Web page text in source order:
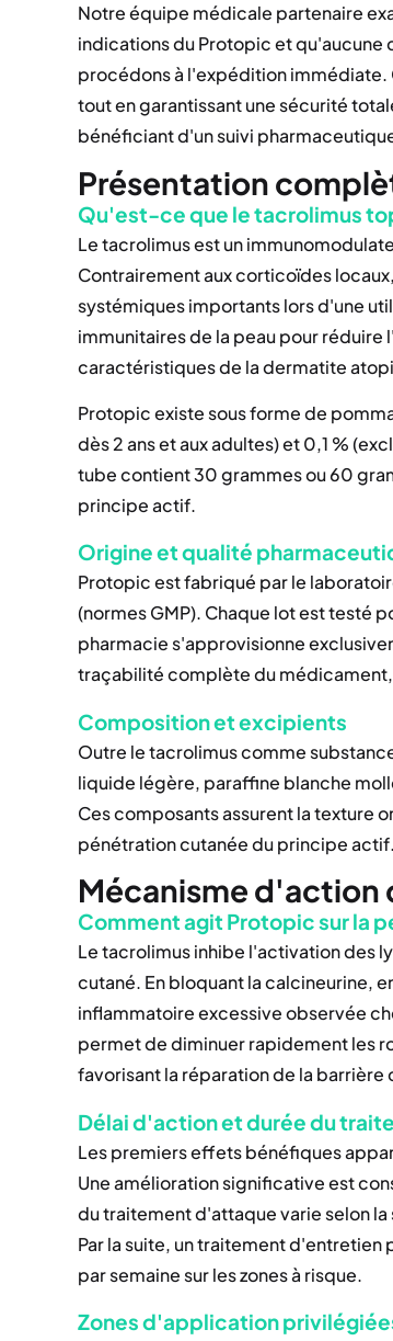
Notre équipe médicale partenaire
indications du Protopic et
procédons à l'expédition
tout en garantissant une sécurité
bénéficiant d'un suivi
Présentation
Qu'est-ce que le tacrolimus
Le tacrolimus est un
Contrairement aux corticoïdes
systémiques importants lors d'une
immunitaires de la peau pour
caractéristiques de la dermatite
Protopic existe sous forme de
dès 2 ans et aux adultes) et 0,1 %
tube contient 30 grammes ou 60
principe actif.
Origine et qualité
Protopic est fabriqué par le
(normes GMP). Chaque lot est testé
pharmacie s'approvisionne
traçabilité complète du
Composition et excipients
Outre le tacrolimus comme
liquide légère, paraffine blanche
Ces composants assurent la texture
pénétration cutanée du principe actif.
Mécanisme
Comment agit Protopic sur la
Le tacrolimus inhibe l'activation des
cutané. En bloquant la calcineurine,
inflammatoire excessive observée
permet de diminuer rapidement les
favorisant la réparation de la barrière
Délai d'action et durée du
Les premiers effets bénéfiques
Une amélioration significative est
du traitement d'attaque varie selon
Par la suite, un traitement
par semaine sur les zones à risque.
Zones d'application